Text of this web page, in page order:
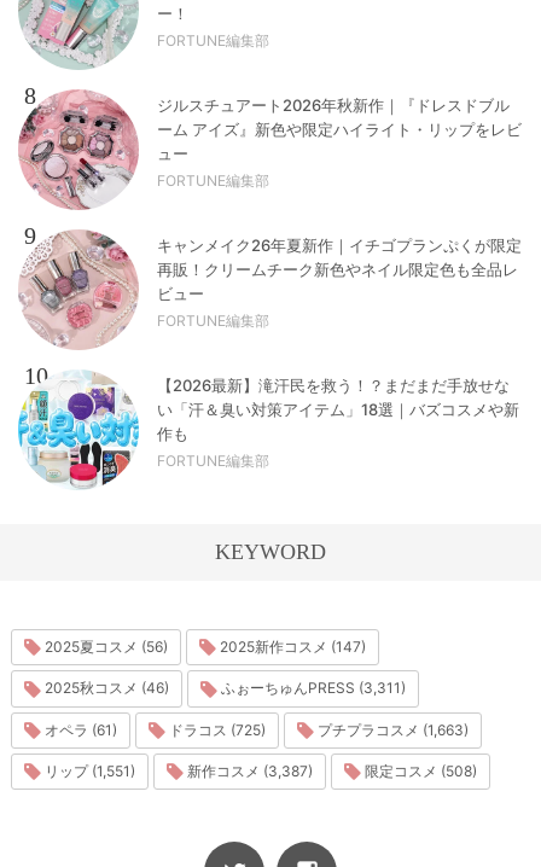
ー！
FORTUNE編集部
8
ジルスチュアート2026年秋新作｜『ドレスドブル
ーム アイズ』新色や限定ハイライト・リップをレビ
ュー
FORTUNE編集部
9
キャンメイク26年夏新作｜イチゴプランぷくが限定
再販！クリームチーク新色やネイル限定色も全品レ
ビュー
FORTUNE編集部
10
【2026最新】滝汗民を救う！？まだまだ手放せな
い「汗＆臭い対策アイテム」18選｜バズコスメや新
作も
FORTUNE編集部
KEYWORD
2025夏コスメ (56) 2025新作コスメ (147)
2025秋コスメ (46) ふぉーちゅんPRESS (3,311)
オペラ (61) ドラコス (725) プチプラコスメ (1,663)
リップ (1,551) 新作コスメ (3,387) 限定コスメ (508)